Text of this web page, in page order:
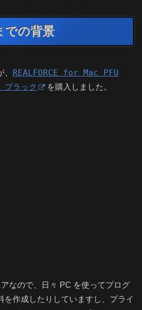
での背景
REALFORCE for Mac PFU
ラック
を購入しました。
なので、日々 PC を使ってプログ
を作成したりしていますし、プライ